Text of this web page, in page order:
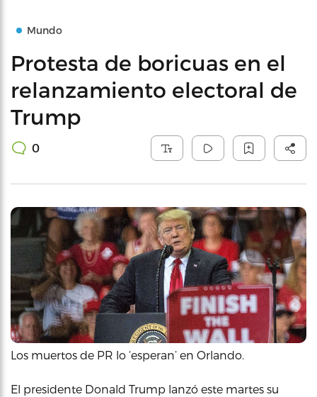
Mundo
Protesta de boricuas en el
relanzamiento electoral de
Trump
0
Los muertos de PR lo ‘esperan’ en Orlando.
El presidente Donald Trump lanzó este martes su